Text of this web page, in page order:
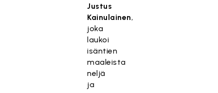
Justus
Kainulainen,
joka
laukoi
isäntien
maaleista
neljä
ja